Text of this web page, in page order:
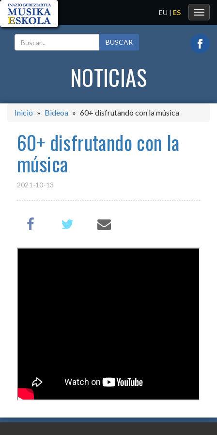
EU | ES
BUSCAR
NOTICIAS
Inicio Bideoa 60+ disfrutando con la música
60+ disfrutando con la
música
2021-10-13